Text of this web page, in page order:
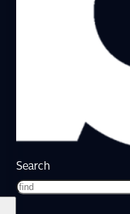
Search